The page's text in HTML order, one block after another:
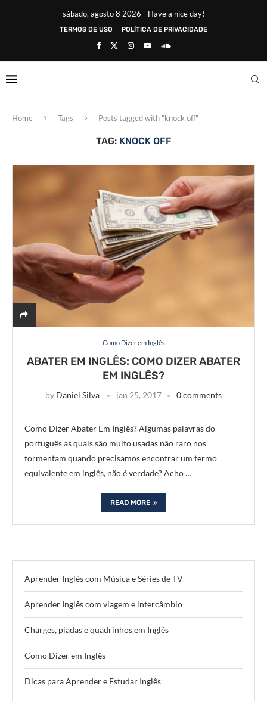
sábado, agosto 8 2026 - Have a nice day!
TERMOS DE USO POLÍTICA DE PRIVACIDADE
Home Tags Posts tagged with "knock off"
TAG: KNOCK OFF
Como Dizer em Inglês
ABATER EM INGLÊS: COMO DIZER ABATER
EM INGLÊS?
by Daniel Silva jan 25, 2017 0 comments
Como Dizer Abater Em Inglês? Algumas palavras do
português as quais são muito usadas não raro nos
tormentam quando precisamos encontrar um termo
equivalente em inglês, não é verdade? Acho …
READ MORE
Aprender Inglês com Música e Séries de TV
Aprender Inglês com viagem e intercâmbio
Charges, piadas e quadrinhos em Inglês
Como Dizer em Inglês
Dicas para Aprender e Estudar Inglês